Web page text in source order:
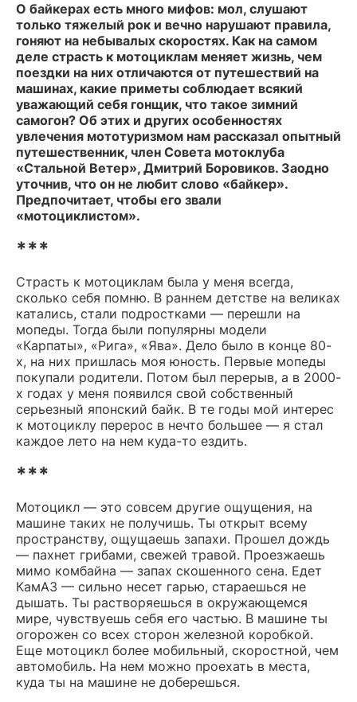
О байкерах есть много мифов: мол, слушают
только тяжелый рок и вечно нарушают правила,
гоняют на небывалых скоростях. Как на самом
деле страсть к мотоциклам меняет жизнь, чем
поездки на них отличаются от путешествий на
машинах, какие приметы соблюдает всякий
уважающий себя гонщик, что такое зимний
самогон? Об этих и других особенностях
увлечения мототуризмом нам рассказал опытный
путешественник, член Совета мотоклуба
«Стальной Ветер», Дмитрий Боровиков. Заодно
уточнив, что он не любит слово «байкер».
Предпочитает, чтобы его звали
«мотоциклистом».
***
Страсть к мотоциклам была у меня всегда,
сколько себя помню. В раннем детстве на великах
катались, стали подростками — перешли на
мопеды. Тогда были популярны модели
«Карпаты», «Рига», «Ява». Дело было в конце 80-
х, на них пришлась моя юность. Первые мопеды
покупали родители. Потом был перерыв, а в 2000-
х годах у меня появился свой собственный
серьезный японский байк. В те годы мой интерес
к мотоциклу перерос в нечто большее — я стал
каждое лето на нем куда-то ездить.
***
Мотоцикл — это совсем другие ощущения, на
машине таких не получишь. Ты открыт всему
пространству, ощущаешь запахи. Прошел дождь
— пахнет грибами, свежей травой. Проезжаешь
мимо комбайна — запах скошенного сена. Едет
КамАЗ — сильно несет гарью, стараешься не
дышать. Ты растворяешься в окружающемся
мире, чувствуешь себя его частью. В машине ты
огорожен со всех сторон железной коробкой.
Еще мотоцикл более мобильный, скоростной, чем
автомобиль. На нем можно проехать в места,
куда ты на машине не доберешься.